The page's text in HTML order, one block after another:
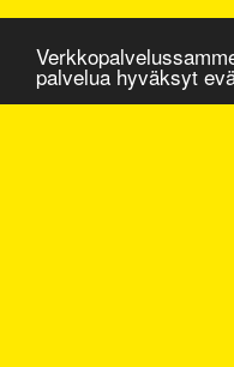
palvelua hyväksyt